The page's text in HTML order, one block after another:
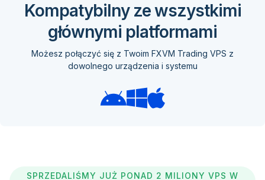
Kompatybilny ze wszystkimi
głównymi platformami
Możesz połączyć się z Twoim FXVM Trading VPS z
dowolnego urządzenia i systemu
SPRZEDALIŚMY JUŻ PONAD 2 MILIONY VPS W